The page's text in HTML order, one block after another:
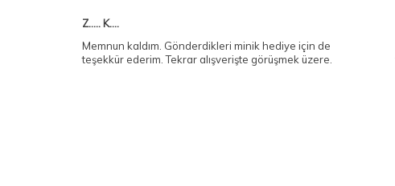
Z..... K....
Memnun kaldım. Gönderdikleri minik hediye için de
teşekkür ederim. Tekrar alışverişte görüşmek üzere.